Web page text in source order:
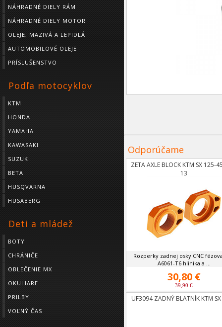
NÁHRADNÉ DIELY RÁM
NÁHRADNÉ DIELY MOTOR
OLEJE, MAZIVÁ A LEPIDLÁ
AUTOMOBILOVÉ OLEJE
PRÍSLUŠENSTVO
Podľa motocyklov
KTM
HONDA
YAMAHA
KAWASAKI
SUZUKI
BETA
HUSQVARNA
HUSABERG
Deti a mládež
BOTY
CHRÁNIČE
OBLEČENIE MX
OKULIARE
PRILBY
VOĽNÝ ČAS
Odporúčame
ZETA AXLE BLOCK KTM SX 125-
13
Rozperky zadnej osky CNC
A6061-T6 hliníka a ...
30,80 €
39,90 €
UF3094 ZADNÝ BLATNÍK KTM SX